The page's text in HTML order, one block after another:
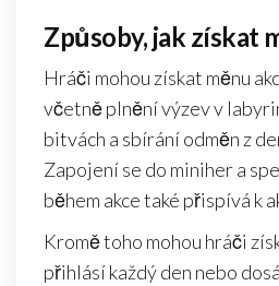
Způsoby, jak získat
Hráči mohou získat měnu
včetně plnění výzev v
bitvách a sbírání odměn z
Zapojení se do miniher a
během akce také přispívá k
Kromě toho mohou hráči
přihlásí každý den nebo